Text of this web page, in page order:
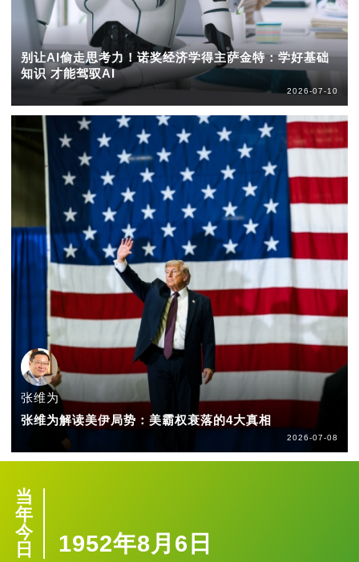
别让AI偷走思考力！诺奖经济学得主萨金特：学好基础
知识 才能驾驭AI
2026-07-10
张维为
张维为解读美伊局势：美霸权衰落的4大真相
2026-07-08
当
年
今
日
1952年8月6日